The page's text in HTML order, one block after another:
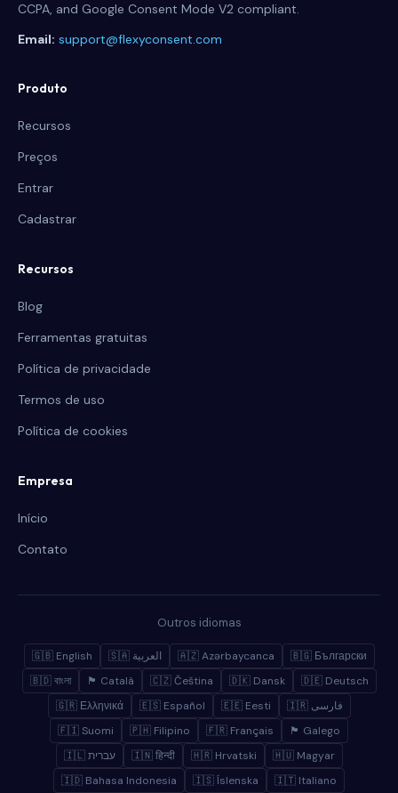
CCPA, and Google Consent Mode V2 compliant.
Email: support@flexyconsent.com
Produto
Recursos
Preços
Entrar
Cadastrar
Recursos
Blog
Ferramentas gratuitas
Política de privacidade
Termos de uso
Política de cookies
Empresa
Início
Contato
Outros idiomas
🇬🇧 English 🇸🇦 العربية 🇦🇿 Azərbaycanca
🇧🇬 Български
🇧🇩 বাংলা
🏴 Català 🇨🇿 Čeština 🇩🇰 Dansk
🇩🇪 Deutsch
🇬🇷 Ελληνικά
🇪🇸 Español 🇪🇪 Eesti
🇮🇷 فارسی
🇫🇮 Suomi
🇵🇭 Filipino 🇫🇷 Français
🏴 Galego
🇮🇱 עברית
🇮🇳 हिन्दी 🇭🇷 Hrvatski
🇭🇺 Magyar
🇮🇩 Bahasa Indonesia
🇮🇸 Íslenska 🇮🇹 Italiano